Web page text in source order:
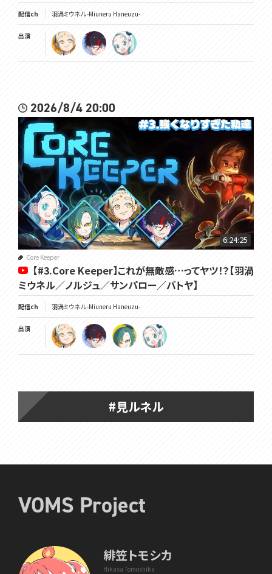
配信ch 羽渦ミウネル -Miuneru Haneuzu-
出演
2026/8/4 20:00
6:24:25
Core Keeper
【#3.Core Keeper】これが無敵感…ってヤツ！？【羽渦
ミウネル／ノルジュ／サンパロー／バトヤ】
配信ch 羽渦ミウネル -Miuneru Haneuzu-
出演
#見ルネル
VOMS Project
緋笠トモシカ
Hikasa Tomoshika